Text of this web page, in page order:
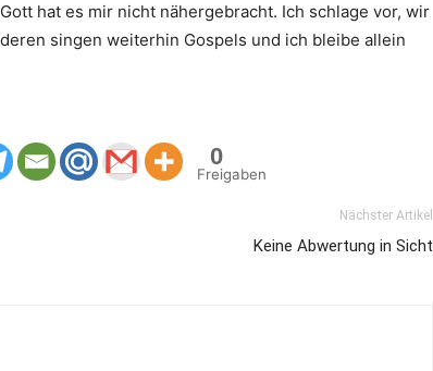
hat es mir nicht nähergebracht. Ich schlage vor, wir
singen weiterhin Gospels und ich bleibe allein
0
Freigaben
Nächster Artikel
Keine Abwertung in Sicht